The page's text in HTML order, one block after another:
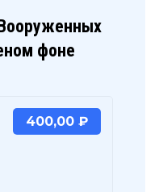
фоне
400,00 ₽